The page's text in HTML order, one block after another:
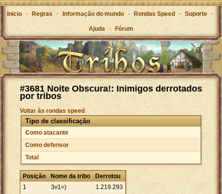
Inicio - Regras - Informação do mundo - Rondas Speed - Suporte -
Ajuda - Fórum
#3681 Noite Obscura!: Inimigos derrotados
por tribos
Voltar às rondas speed
Tipo de classificação
Como atacante
Como defensor
Total
Posição Nome da tribo
Derrotou
1
3v1=) 1.219.293